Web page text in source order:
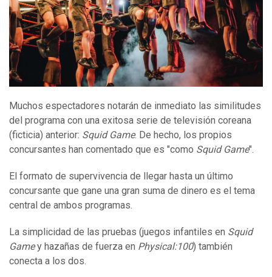
Muchos espectadores notarán de inmediato las similitudes
del programa con una exitosa serie de televisión coreana
(ficticia) anterior: Squid Game. De hecho, los propios
concursantes han comentado que es "como Squid Game".
El formato de supervivencia de llegar hasta un último
concursante que gane una gran suma de dinero es el tema
central de ambos programas.
La simplicidad de las pruebas (juegos infantiles en Squid
Gamey hazañas de fuerza en Physical:100) también
conecta a los dos.